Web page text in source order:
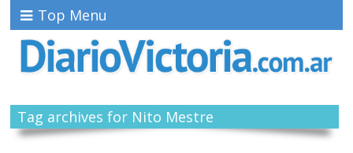
Top Menu
Tag archives for Nito Mestre